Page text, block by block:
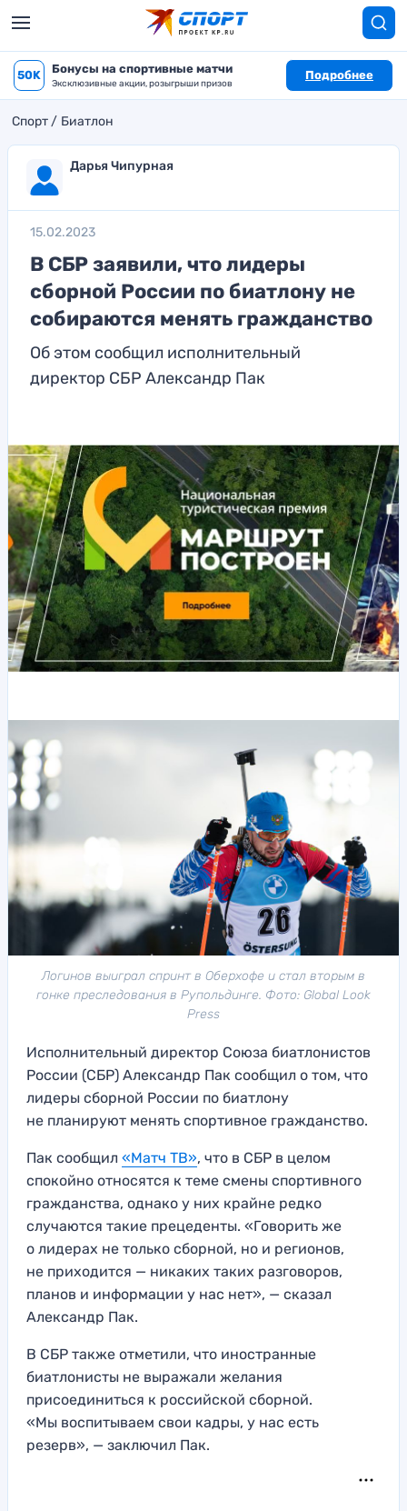
50K Бонусы на спортивные матчи
Эксклюзивные акции, розыгрыши призов
Подробнее
Спорт Биатлон
Дарья Чипурная
15.02.2023
В СБР заявили, что лидеры
сборной России по биатлону не
собираются менять гражданство
Об этом сообщил исполнительный
директор СБР Александр Пак
Логинов выиграл спринт в Оберхофе и стал вторым в
гонке преследования в Рупольдинге. Фото: Global Look
Press
Исполнительный директор Союза биатлонистов
России (СБР) Александр Пак сообщил о том, что
лидеры сборной России по биатлону
не планируют менять спортивное гражданство.
Пак сообщил «Матч ТВ», что в СБР в целом
спокойно относятся к теме смены спортивного
гражданства, однако у них крайне редко
случаются такие прецеденты. «Говорить же
о лидерах не только сборной, но и регионов,
не приходится — никаких таких разговоров,
планов и информации у нас нет», — сказал
Александр Пак.
В СБР также отметили, что иностранные
биатлонисты не выражали желания
присоединиться к российской сборной.
«Мы воспитываем свои кадры, у нас есть
резерв», — заключил Пак.